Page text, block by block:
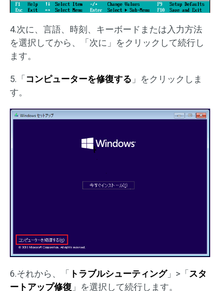
4.次に、言語、時刻、キーボードまたは入力方法
を選択してから、「次に」をクリックして続行し
ます。
5.「コンピューターを修復する 」をクリックしま
す。
6.それから、「 トラブルシューティング」>「 スタ
ートアップ修復 」を選択して続行します。